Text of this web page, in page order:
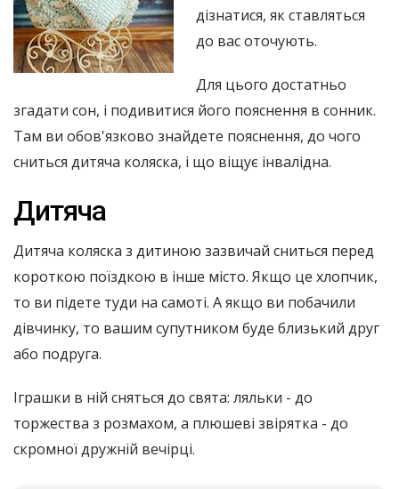
дізнатися, як ставляться
до вас оточують.
Для цього достатньо
згадати сон, і подивитися його пояснення в сонник.
Там ви обов'язково знайдете пояснення, до чого
сниться дитяча коляска, і що віщує інвалідна.
Дитяча
Дитяча коляска з дитиною зазвичай сниться перед
короткою поїздкою в інше місто. Якщо це хлопчик,
то ви підете туди на самоті. А якщо ви побачили
дівчинку, то вашим супутником буде близький друг
або подруга.
Іграшки в ній сняться до свята: ляльки - до
торжества з розмахом, а плюшеві звірятка - до
скромної дружній вечірці.